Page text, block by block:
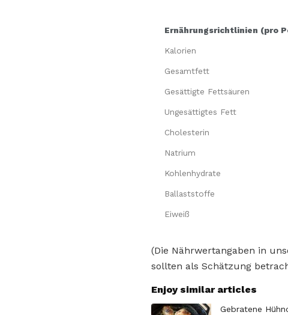
Ernährungsrichtlinien (pro
Kalorien
Gesamtfett
Gesättigte Fettsäuren
Ungesättigtes Fett
Cholesterin
Natrium
Kohlenhydrate
Ballaststoffe
Eiweiß
(Die Nährwertangaben in
sollten als Schätzung
Enjoy similar articles
Gebratene